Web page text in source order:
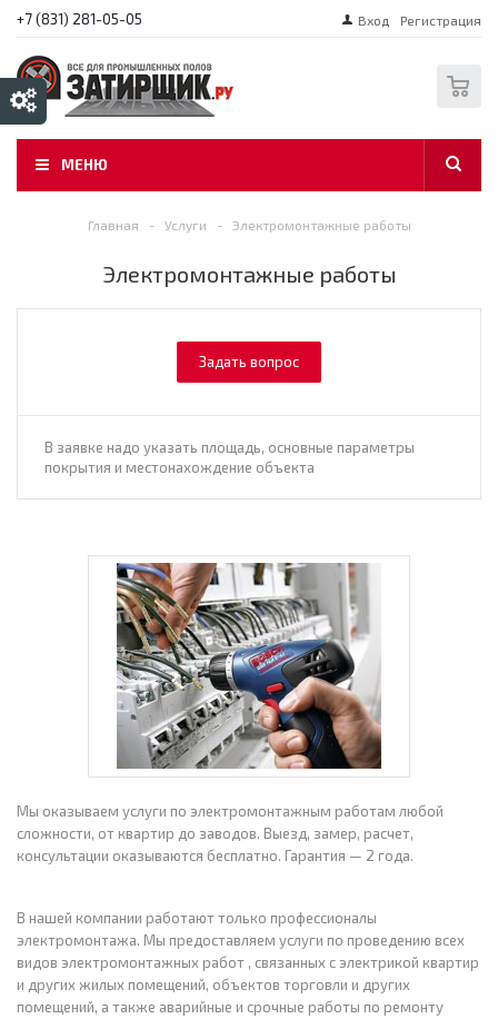
+7 (831) 281-05-05 Вход Регистрация
МЕНЮ
Главная - Услуги - Электромонтажные работы
Электромонтажные работы
Задать вопрос
В заявке надо указать площадь, основные параметры
покрытия и местонахождение объекта
Мы оказываем услуги по электромонтажным работам любой
сложности, от квартир до заводов. Выезд, замер, расчет,
консультации оказываются бесплатно. Гарантия — 2 года.
В нашей компании работают только профессионалы
электромонтажа. Мы предоставляем услуги по проведению всех
видов электромонтажных работ , связанных с электрикой квартир
и других жилых помещений, объектов торговли и других
помещений, а также аварийные и срочные работы по ремонту